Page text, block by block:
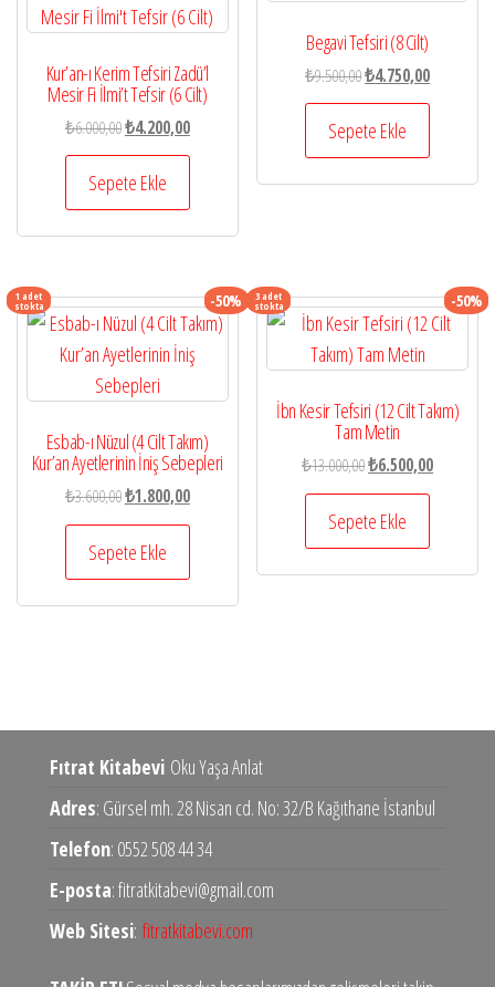
Kur’an-ı Kerim Tefsiri Zadü’l
Mesir Fi İlmi’t Tefsir (6 Cilt)
₺6.000,00Orijinal
fiyat:
₺6.000,00.
₺4.200,00Şu
andaki
₺4.200,00.
Sepete Ekle
Begavi Tefsiri (8 Cilt)
₺9.500,00Orijinal
fiyat:
₺9.500,00.
₺4.750,00Şu
andaki
₺4.750,00.
Sepete Ekle
1 adet
stokta -50%
Esbab-ı Nüzul (4 Cilt Takım)
Kur’an Ayetlerinin İniş Sebepleri
₺3.600,00Orijinal
fiyat:
₺3.600,00.
₺1.800,00Şu
andaki
₺1.800,00.
Sepete Ekle
3 adet
stokta -50%
İbn Kesir Tefsiri (12 Cilt Takım)
Tam Metin
₺13.000,00Orijinal
fiyat:
₺13.000,00.
₺6.500,00Şu
Sepete Ekle
Fıtrat Kitabevi Oku Yaşa Anlat
Adres: Gürsel mh. 28 Nisan cd. No: 32/B Kağıthane İstanbul
Telefon: 0552 508 44 34
E-posta: fitratkitabevi@gmail.com
Web Sitesi: fitratkitabevi.com